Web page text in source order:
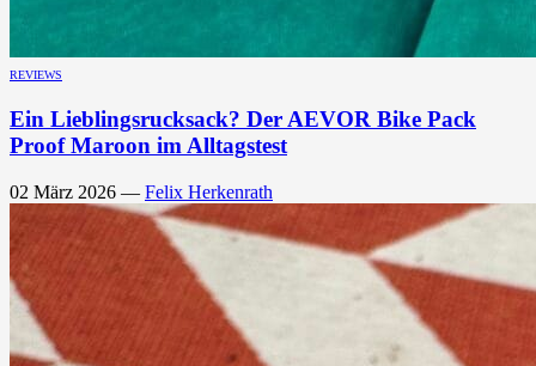
REVIEWS
Ein Lieblingsrucksack? Der AEVOR Bike Pack
Proof Maroon im Alltagstest
02 März 2026 — Felix Herkenrath